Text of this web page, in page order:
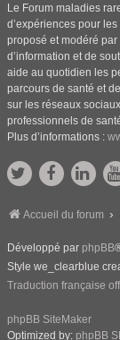
Le Forum maladies
d’expériences pour
proposé et modéré
d’information et de
aide au quotidien les
parcours de santé et
sur les réseaux
professionnels de
Plus d’informations :
Accueil du forum
Développé par phpBB
Style we_clearblue
Traduction française
phpBB SiteMaker
Optimized by: phpBB